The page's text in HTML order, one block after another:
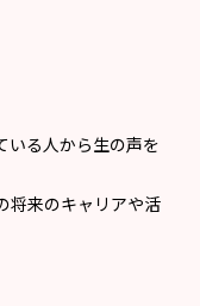
いる人から生の声を
将来のキャリアや活